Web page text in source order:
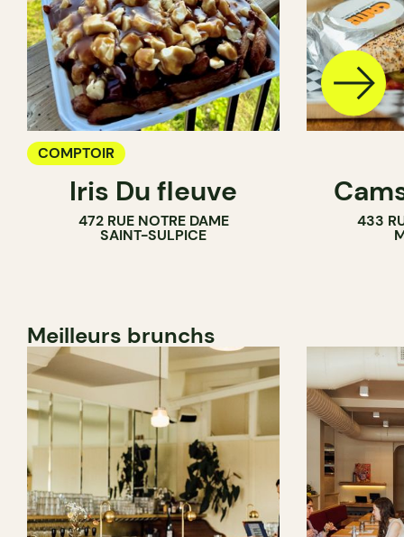
COMPTOIR
Iris Du fleuve
472 RUE NOTRE DAME
SAINT-SULPICE
433
Meilleurs brunchs